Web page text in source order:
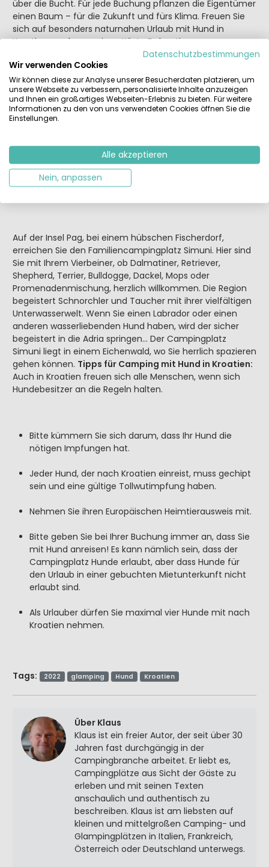
über die Bucht. Für jede Buchung pflanzen die Eigentümer
einen Baum – für die Zukunft und fürs Klima. Freuen Sie
sich auf besonders naturnahen Urlaub mit Hund in
Kroatien, an der sonnigen Küste Dalmatiens.
Auf der Insel Pag, bei einem hübschen Fischerdorf,
erreichen Sie den Familiencampingplatz Simuni. Hier sind
Sie mit Ihrem Vierbeiner, ob Dalmatiner, Retriever,
Shepherd, Terrier, Bulldogge, Dackel, Mops oder
Promenadenmischung, herzlich willkommen. Die Region
begeistert Schnorchler und Taucher mit ihrer vielfältigen
Unterwasserwelt. Wenn Sie einen Labrador oder einen
anderen wasserliebenden Hund haben, wird der sicher
begeistert in die Adria springen… Der Campingplatz
Simuni liegt in einem Eichenwald, wo Sie herrlich spazieren
gehen können. Tipps für Camping mit Hund in Kroatien:
Auch in Kroatien freuen sich alle Menschen, wenn sich
Hundebesitzer an die Regeln halten.
Bitte kümmern Sie sich darum, dass Ihr Hund die
nötigen Impfungen hat.
Jeder Hund, der nach Kroatien einreist, muss gechipt
sein und eine gültige Tollwutimpfung haben.
Nehmen Sie ihren Europäischen Heimtierausweis mit.
Bitte geben Sie bei Ihrer Buchung immer an, dass Sie
mit Hund anreisen! Es kann nämlich sein, dass der
Campingplatz Hunde erlaubt, aber dass Hunde für
den Urlaub in einer gebuchten Mietunterkunft nicht
erlaubt sind.
Als Urlauber dürfen Sie maximal vier Hunde mit nach
Kroatien nehmen.
Tags: 2022 glamping Hund Kroatien
Über Klaus
Klaus ist ein freier Autor, der seit über 30
Jahren fast durchgängig in der
Campingbranche arbeitet. Er liebt es,
Campingplätze aus Sicht der Gäste zu
erleben und mit seinen Texten
anschaulich und authentisch zu
beschreiben. Klaus ist am liebsten auf
kleinen und mittelgroßen Camping- und
Glampingplätzen in Italien, Frankreich,
Österreich oder Deutschland unterwegs.
Datenschutzbestimmungen
Wir verwenden Cookies
Wir können diese zur Analyse unserer Besucherdaten platzieren, um
unsere Webseite zu verbessern, personalisierte Inhalte anzuzeigen
und Ihnen ein großartiges Webseiten-Erlebnis zu bieten. Für weitere
Informationen zu den von uns verwendeten Cookies öffnen Sie die
Einstellungen.
Alle akzeptieren
Nein, anpassen